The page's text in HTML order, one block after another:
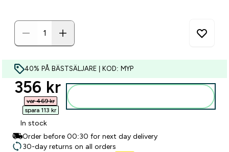
40% PÅ BÄSTSÄLJARE | KOD: MYP
discounted price
356 kr‎
var 469 kr‎
spara 113 kr‎
In stock
Order before 00:30 for next day delivery
30-day returns on all orders